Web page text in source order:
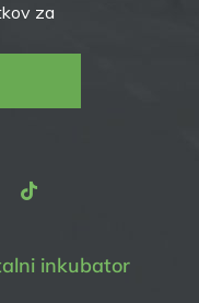
za
Pinterest